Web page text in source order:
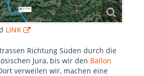
LINK
Richtung Süden durch die
Jura, bis wir den Ballon
verweilen wir, machen eine